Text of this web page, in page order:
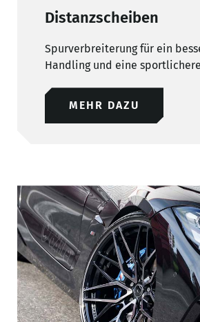
Distanzscheiben
Spurverbreiterung für ein
Handling und eine
MEHR DAZU